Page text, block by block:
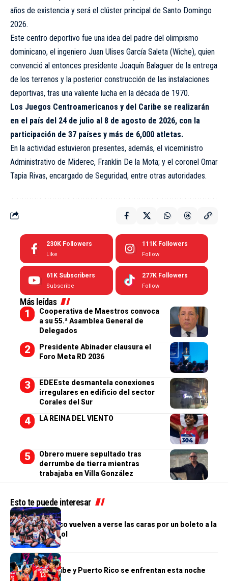
años de existencia y será el clúster principal de Santo Domingo
2026.
Este centro deportivo fue una idea del padre del olimpismo
dominicano, el ingeniero Juan Ulises García Saleta (Wiche), quien
convenció al entonces presidente Joaquín Balaguer de la entrega
de los terrenos y la posterior construcción de las instalaciones
deportivas, tras una valiente lucha en la década de 1970.
Los Juegos Centroamericanos y del Caribe se realizarán
en el país del 24 de julio al 8 de agosto de 2026, con la
participación de 37 países y más de 6,000 atletas.
En la actividad estuvieron presentes, además, el viceministro
Administrativo de Miderec, Franklin De la Mota; y el coronel Omar
Tapia Rivas, encargado de Seguridad, entre otras autoridades.
230K Followers
Like
111K Followers
Follow
61K Subscribers
Subscribe
277K Followers
Follow
Más leídas
Cooperativa de Maestros convoca
a su 55.ª Asamblea General de
Delegados
Presidente Abinader clausura el
Foro Meta RD 2036
EDEEste desmantela conexiones
irregulares en edificio del sector
Corales del Sur
LA REINA DEL VIENTO
Obrero muere sepultado tras
derrumbe de tierra mientras
trabajaba en Villa González
Esto te puede interesar
DEPORTES
RD y Puerto Rico vuelven a verse las caras por un boleto a la
final del voleibol
DEPORTES
Reinas del Caribe y Puerto Rico se enfrentan esta noche